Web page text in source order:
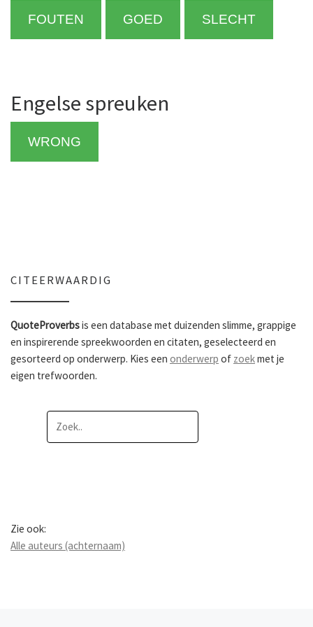
FOUTEN GOED SLECHT
Engelse spreuken
WRONG
CITEERWAARDIG
QuoteProverbsis een database met duizenden slimme, grappige
en inspirerende spreekwoorden en citaten, geselecteerd en
gesorteerd op onderwerp. Kies een onderwerp of zoekmet je
eigen trefwoorden.
Zie ook:
Alle auteurs (achternaam)